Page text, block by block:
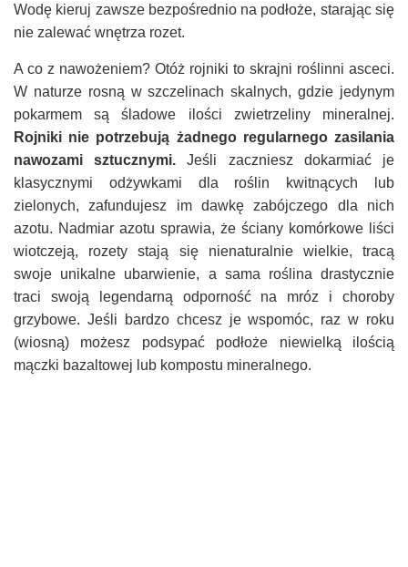
Wodę kieruj zawsze bezpośrednio na podłoże, starając się
nie zalewać wnętrza rozet.
A co z nawożeniem? Otóż rojniki to skrajni roślinni asceci.
W naturze rosną w szczelinach skalnych, gdzie jedynym
pokarmem są śladowe ilości zwietrzeliny mineralnej.
Rojniki nie potrzebują żadnego regularnego zasilania
nawozami sztucznymi. Jeśli zaczniesz dokarmiać je
klasycznymi odżywkami dla roślin kwitnących lub
zielonych, zafundujesz im dawkę zabójczego dla nich
azotu. Nadmiar azotu sprawia, że ściany komórkowe liści
wiotczeją, rozety stają się nienaturalnie wielkie, tracą
swoje unikalne ubarwienie, a sama roślina drastycznie
traci swoją legendarną odporność na mróz i choroby
grzybowe. Jeśli bardzo chcesz je wspomóc, raz w roku
(wiosną) możesz podsypać podłoże niewielką ilością
mączki bazaltowej lub kompostu mineralnego.